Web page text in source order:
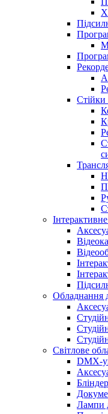
Стійки
Обладнання
Світлове
DMX-
Лампи